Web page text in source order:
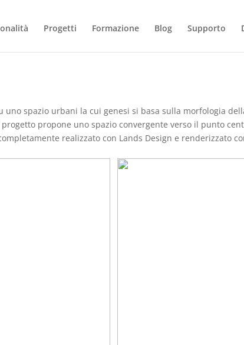
Progetti Formazione Blog Supporto
spazio urbani la cui genesi si basa sulla morfologia
propone uno spazio convergente verso il punto
realizzato con Lands Design e renderizzato